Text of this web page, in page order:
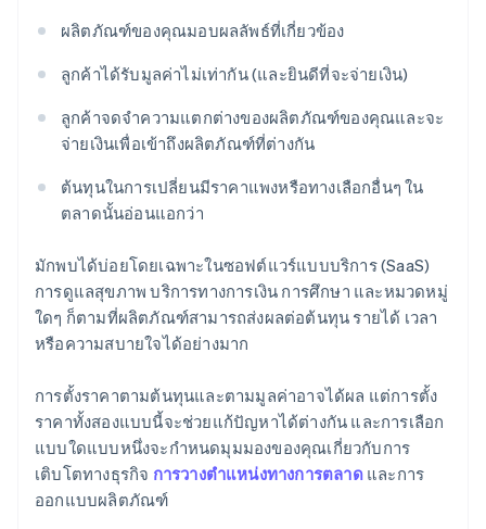
ผลิตภัณฑ์ของคุณมอบผลลัพธ์ที่เกี่ยวข้อง
ลูกค้าได้รับมูลค่าไม่เท่ากัน (และยินดีที่จะจ่ายเงิน)
ลูกค้าจดจำความแตกต่างของผลิตภัณฑ์ของคุณและจะ
จ่ายเงินเพื่อเข้าถึงผลิตภัณฑ์ที่ต่างกัน
ต้นทุนในการเปลี่ยนมีราคาแพงหรือทางเลือกอื่นๆ ใน
ตลาดนั้นอ่อนแอกว่า
มักพบได้บ่อยโดยเฉพาะในซอฟต์แวร์แบบบริการ (SaaS)
การดูแลสุขภาพ บริการทางการเงิน การศึกษา และหมวดหมู่
ใดๆ ก็ตามที่ผลิตภัณฑ์สามารถส่งผลต่อต้นทุน รายได้ เวลา
หรือความสบายใจได้อย่างมาก
การตั้งราคาตามต้นทุนและตามมูลค่าอาจได้ผล แต่การตั้ง
ราคาทั้งสองแบบนี้จะช่วยแก้ปัญหาได้ต่างกัน และการเลือก
แบบใดแบบหนึ่งจะกำหนดมุมมองของคุณเกี่ยวกับการ
เติบโตทางธุรกิจ การวางตำแหน่งทางการตลาดและการ
ออกแบบผลิตภัณฑ์